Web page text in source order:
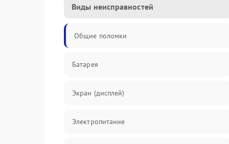
Виды неисправностей
Общие поломки
Батарея
Экран (дисплей)
Электропитание